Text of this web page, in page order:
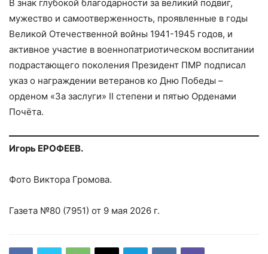
В знак глубокой благодарности за великий подвиг,
мужество и самоотверженность, проявленные в годы
Великой Отечественной войны 1941-1945 годов, и
активное участие в военнопатриотическом воспитании
подрастающего поколения Президент ПМР подписал
указ о награждении ветеранов ко Дню Победы –
орденом «За заслуги» II степени и пятью Орденами
Почёта.
Игорь ЕРОФЕЕВ.
Фото Виктора Громова.
Газета №80 (7951) от 9 мая 2026 г.